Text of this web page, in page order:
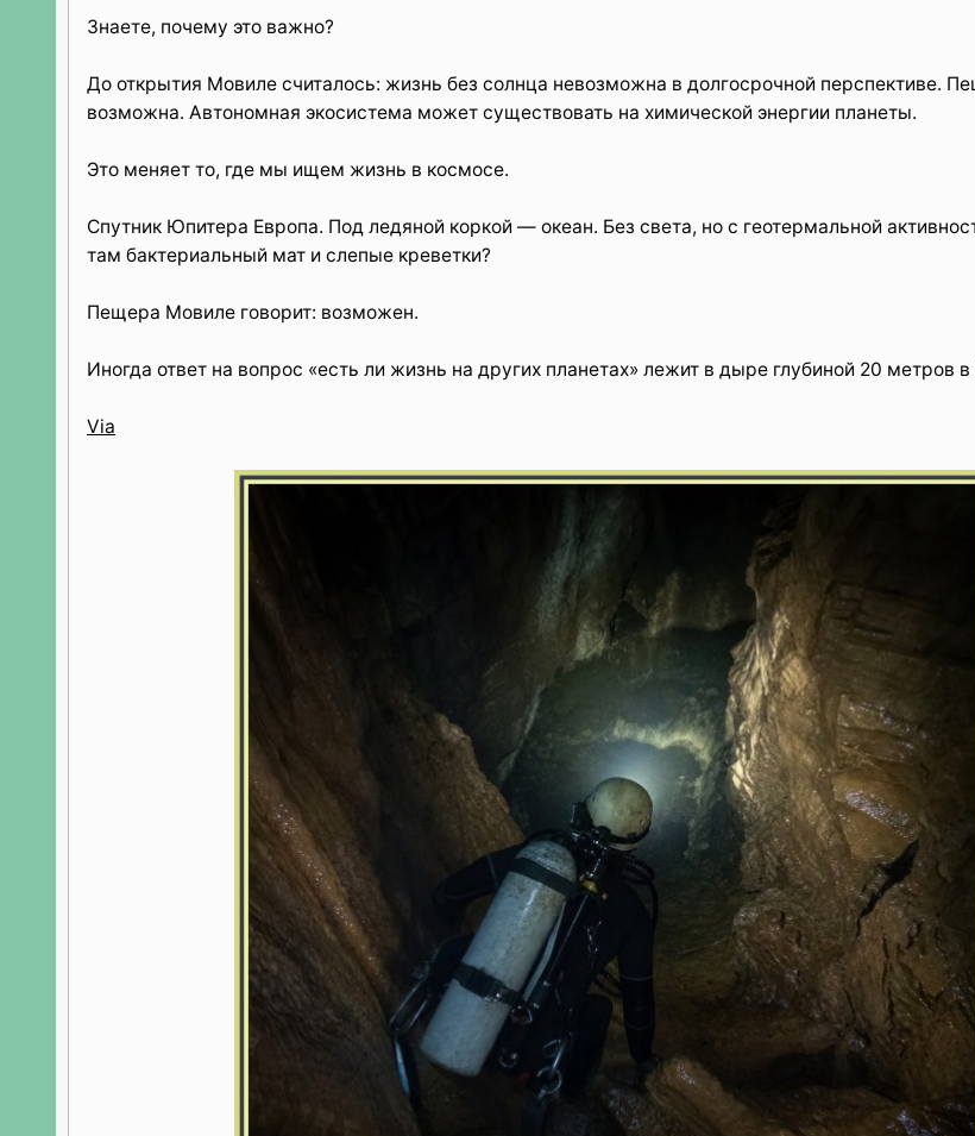
Знаете, почему это важно?
До открытия Мовиле считалось: жизнь без солнца невозможна в долгосрочной перспективе.
возможна. Автономная экосистема может существовать на химической энергии планеты.
Это меняет то, где мы ищем жизнь в космосе.
Спутник Юпитера Европа. Под ледяной коркой — океан. Без света, но с геотермальной
там бактериальный мат и слепые креветки?
Пещера Мовиле говорит: возможен.
Иногда ответ на вопрос «есть ли жизнь на других планетах» лежит в дыре глубиной 20 метров
Via